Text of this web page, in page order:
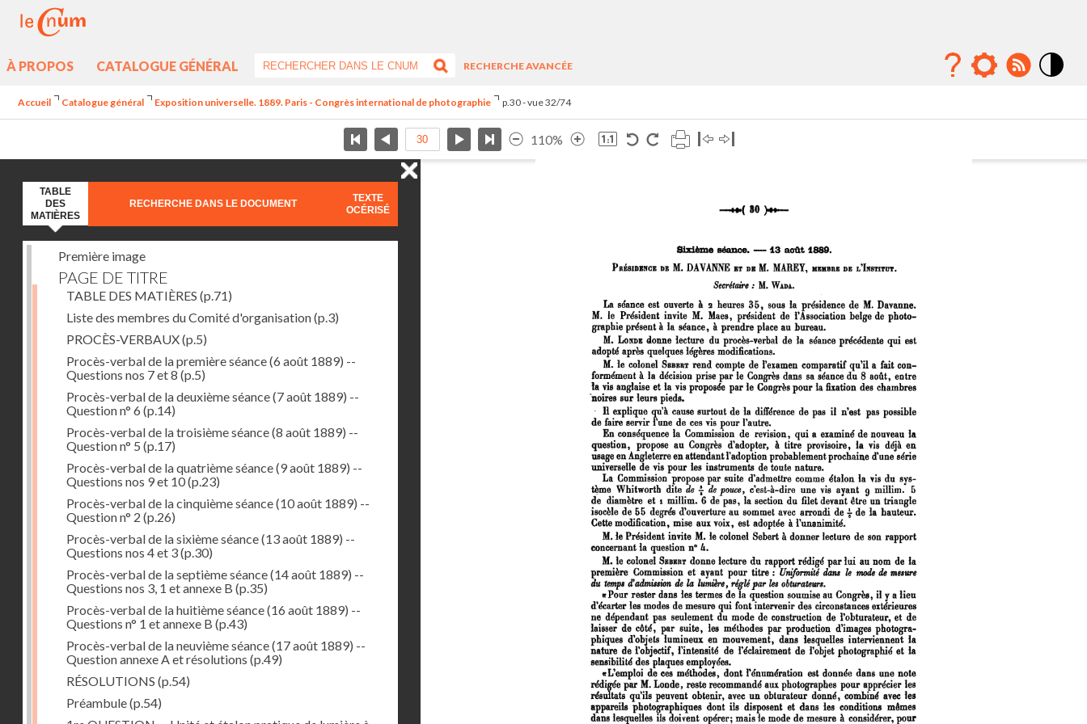
À PROPOS CATALOGUE GÉNÉRAL
RECHERCHE AVANCÉE
Accueil Catalogue général Exposition universelle. 1889. Paris - Congrès international de photographie p.30 - vue 32/74
110%
TABLE
DES
MATIÈRES
RECHERCHE DANS LE DOCUMENT
TEXTE
OCÉRISÉ
Première image
PAGE DE TITRE
TABLE DES MATIÈRES (p.71)
Liste des membres du Comité d'organisation(p.3)
PROCÈS-VERBAUX(p.5)
Procès-verbal de la première séance (6 août 1889) --
Questions nos 7 et 8 (p.5)
Procès-verbal de la deuxième séance (7 août 1889) --
Question n° 6 (p.14)
Procès-verbal de la troisième séance (8 août 1889) --
Question n° 5 (p.17)
Procès-verbal de la quatrième séance (9 août 1889) --
Questions nos 9 et 10(p.23)
Procès-verbal de la cinquième séance (10 août 1889) --
Question n° 2 (p.26)
Procès-verbal de la sixième séance (13 août 1889) --
Questions nos 4 et 3(p.30)
Procès-verbal de la septième séance (14 août 1889) --
Questions nos 3, 1 et annexe B (p.35)
Procès-verbal de la huitième séance (16 août 1889) --
Questions n° 1 et annexe B (p.43)
Procès-verbal de la neuvième séance (17 août 1889) --
Question annexe A et résolutions (p.49)
RÉSOLUTIONS (p.54)
Préambule(p.54)